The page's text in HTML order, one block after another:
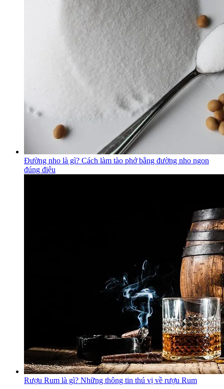
Đường nho là gì? Cách làm tào phớ bằng đường nho ngon
đúng điệu
Rượu Rum là gì? Những thông tin thú vị về rượu Rum